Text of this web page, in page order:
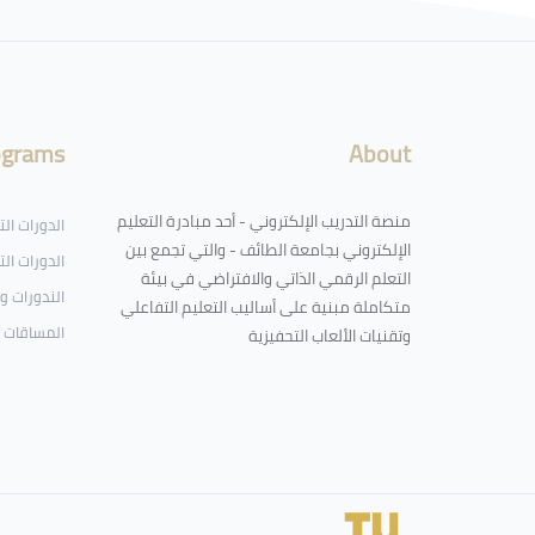
About
منصة التدريب الإلكتروني - أحد مبادرة التعليم
الإلكتروني بجامعة الطائف - والتي تجمع بين
التعلم الرقمي الذاتي والافتراضي في بيئة
متكاملة مبنية على أساليب التعليم التفاعلي
وتقنيات الألعاب التحفيزية
الدورات
الدورات
الندورات